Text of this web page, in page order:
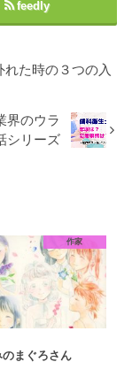
feedly
た時の３つの入
のウラ
シリーズ
作家
まぐろさん